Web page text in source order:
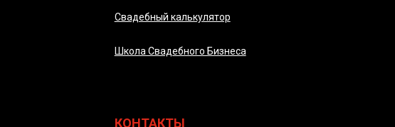
Свадебный калькулятор
Школа Свадебного Бизнеса
КОНТАКТЫ